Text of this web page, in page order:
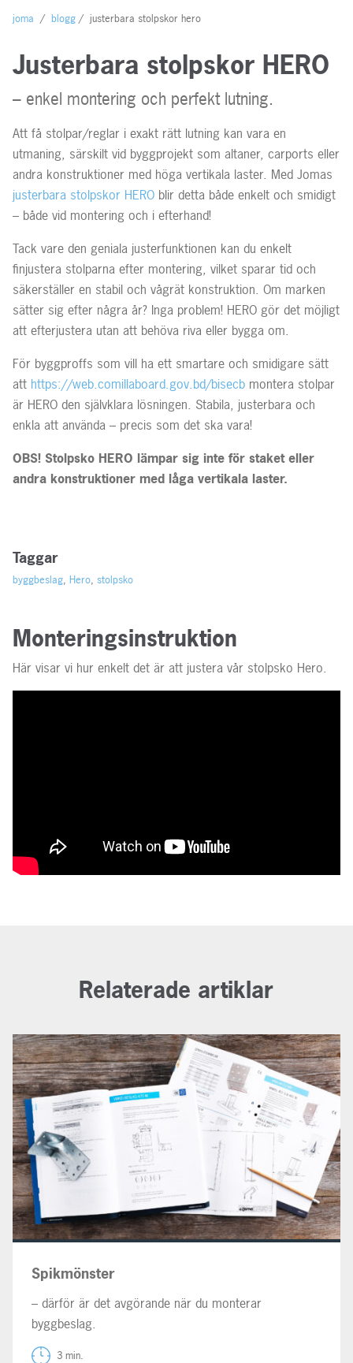
joma / blogg / justerbara stolpskor hero
Justerbara stolpskor HERO
– enkel montering och perfekt lutning.
Att få stolpar/reglar i exakt rätt lutning kan vara en
utmaning, särskilt vid byggprojekt som altaner, carports eller
andra konstruktioner med höga vertikala laster. Med Jomas
justerbara stolpskor HERO blir detta både enkelt och smidigt
– både vid montering och i efterhand!
Tack vare den geniala justerfunktionen kan du enkelt
finjustera stolparna efter montering, vilket sparar tid och
säkerställer en stabil och vågrät konstruktion. Om marken
sätter sig efter några år? Inga problem! HERO gör det möjligt
att efterjustera utan att behöva riva eller bygga om.
För byggproffs som vill ha ett smartare och smidigare sätt
att https://web.comillaboard.gov.bd/bisecb montera stolpar
är HERO den självklara lösningen. Stabila, justerbara och
enkla att använda – precis som det ska vara!
OBS! Stolpsko HERO lämpar sig inte för staket eller
andra konstruktioner med låga vertikala laster.
Taggar
byggbeslag, Hero, stolpsko
Monteringsinstruktion
Här visar vi hur enkelt det är att justera vår stolpsko Hero.
Relaterade artiklar
Spikmönster
– därför är det avgörande när du monterar
byggbeslag.
3 min.